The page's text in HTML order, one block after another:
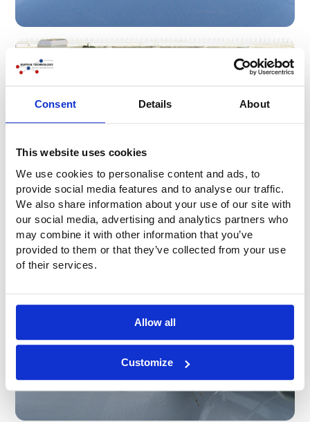
Consent Details About
This website uses cookies
We use cookies to personalise content and ads, to
provide social media features and to analyse our traffic.
We also share information about your use of our site with
our social media, advertising and analytics partners who
may combine it with other information that you’ve
provided to them or that they’ve collected from your use
of their services.
Allow all
Customize